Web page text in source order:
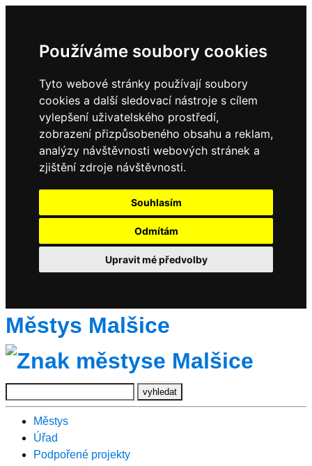
Používáme soubory cookies
Tyto webové stránky používají soubory
cookies a další sledovací nástroje s cílem
vylepšení uživatelského prostředí,
zobrazení přizpůsobeného obsahu a reklam,
analýzy návštěvnosti webových stránek a
zjištění zdroje návštěvnosti.
Souhlasím
Odmítám
Upravit mé předvolby
Městys Malšice
Městys
Úřad
Podpořené projekty